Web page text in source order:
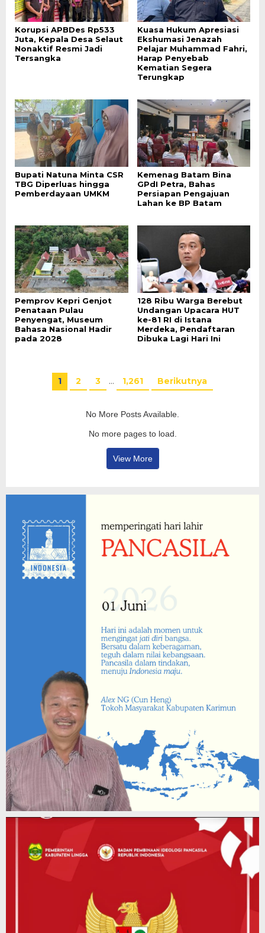
Korupsi APBDes Rp533
Juta, Kepala Desa Selaut
Nonaktif Resmi Jadi
Tersangka
Kuasa Hukum Apresiasi
Ekshumasi Jenazah
Pelajar Muhammad Fahri,
Harap Penyebab
Kematian Segera
Terungkap
Bupati Natuna Minta CSR
TBG Diperluas hingga
Pemberdayaan UMKM
Kemenag Batam Bina
GPdI Petra, Bahas
Persiapan Pengajuan
Lahan ke BP Batam
Pemprov Kepri Genjot
Penataan Pulau
Penyengat, Museum
Bahasa Nasional Hadir
pada 2028
128 Ribu Warga Berebut
Undangan Upacara HUT
ke-81 RI di Istana
Merdeka, Pendaftaran
Dibuka Lagi Hari Ini
1 2 3 … 1,261 Berikutnya
No More Posts Available.
No more pages to load.
View More